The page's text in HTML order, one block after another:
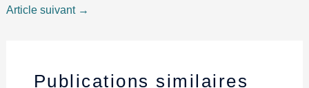
Article suivant →
Publications similaires